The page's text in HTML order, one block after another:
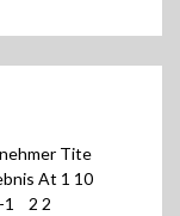
Tite
At 1 10
1 2 2